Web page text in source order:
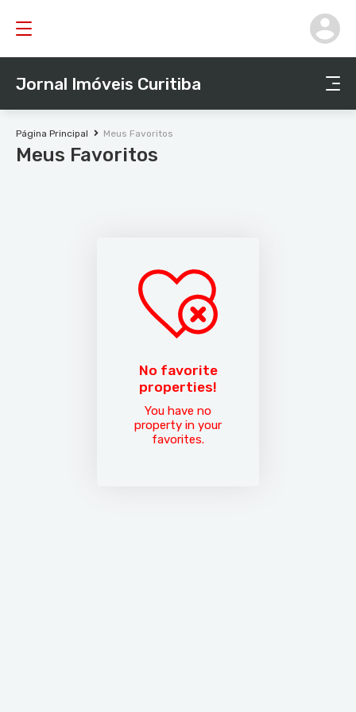
Jornal Imóveis Curitiba
Página Principal Meus Favoritos
Meus Favoritos
No favorite
properties!
You have no
property in your
favorites.